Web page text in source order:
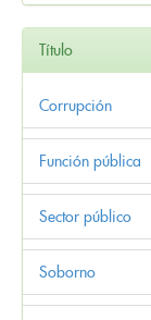
Título
Corrupción
Función pública
Sector público
Soborno